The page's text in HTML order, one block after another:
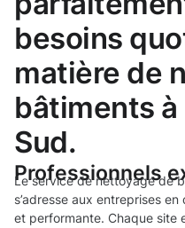
besoins
matière de
bâtiments
Sud.
Professionnels
Le service de nettoyage de
s’adresse aux entreprises
et performante. Chaque site